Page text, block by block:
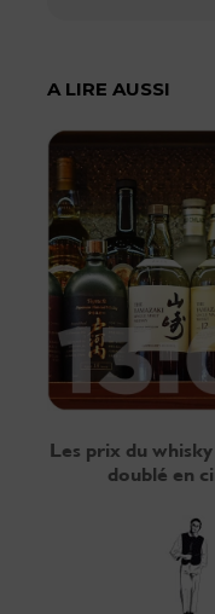
A LIRE AUSSI
Les prix du
doublé en